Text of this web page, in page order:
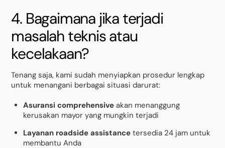
4. Bagaimana jika terjadi
masalah teknis atau
kecelakaan?
Tenang saja, kami sudah menyiapkan prosedur lengkap
untuk menangani berbagai situasi darurat:
Asuransi comprehensive akan menanggung
kerusakan mayor yang mungkin terjadi
Layanan roadside assistance tersedia 24 jam untuk
membantu Anda